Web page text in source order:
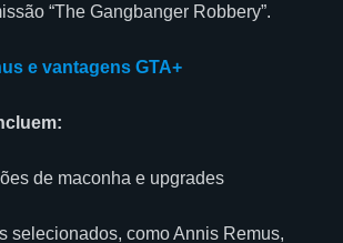
“The Gangbanger Robbery”.
e vantagens GTA+
de maconha e upgrades
selecionados, como Annis Remus,